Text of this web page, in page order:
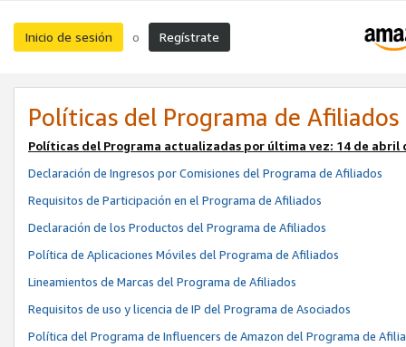
Inicio de sesión o Regístrate
Políticas del Programa de Afiliados
Políticas del Programa actualizadas por última vez: 14 de abril
Declaración de Ingresos por Comisiones del Programa de Afiliados
Requisitos de Participación en el Programa de Afiliados
Declaración de los Productos del Programa de Afiliados
Política de Aplicaciones Móviles del Programa de Afiliados
Lineamientos de Marcas del Programa de Afiliados
Requisitos de uso y licencia de IP del Programa de Asociados
Política del Programa de Influencers de Amazon del Programa de